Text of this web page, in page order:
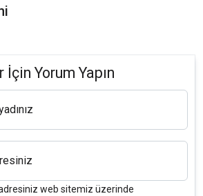
İçin Yorum Yapın
web sitemiz üzerinde